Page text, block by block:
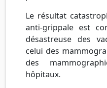
Le résultat
anti-grippale est
désastreuse des
celui des
des
hôpitaux.